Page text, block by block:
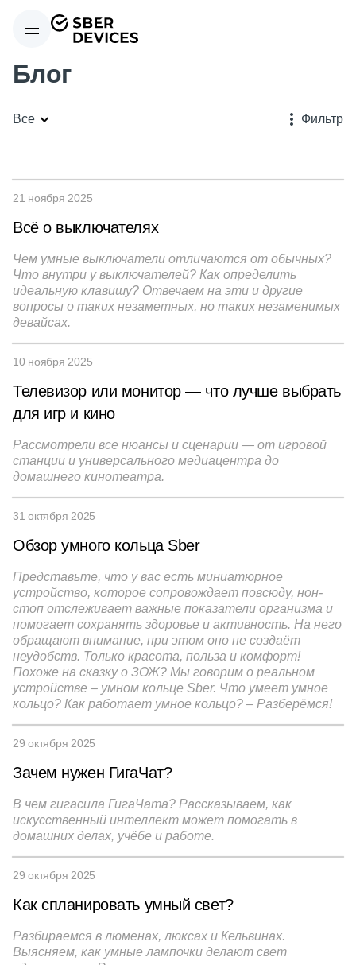
Блог
Все Фильтр
21 ноября 2025
Всё о выключателях
Чем умные выключатели отличаются от обычных?
Что внутри у выключателей? Как определить
идеальную клавишу? Отвечаем на эти и другие
вопросы о таких незаметных, но таких незаменимых
девайсах.
10 ноября 2025
Телевизор или монитор — что лучше выбрать
для игр и кино
Рассмотрели все нюансы и сценарии — от игровой
станции и универсального медиацентра до
домашнего кинотеатра.
31 октября 2025
Обзор умного кольца Sber
Представьте, что у вас есть миниатюрное
устройство, которое сопровождает повсюду, нон-
стоп отслеживает важные показатели организма и
помогает сохранять здоровье и активность. На него
обращают внимание, при этом оно не создаёт
неудобств. Только красота, польза и комфорт!
Похоже на сказку о ЗОЖ? Мы говорим о реальном
устройстве – умном кольце Sber. Что умеет умное
кольцо? Как работает умное кольцо? – Разберёмся!
29 октября 2025
Зачем нужен ГигаЧат?
В чем гигасила ГигаЧата? Рассказываем, как
искусственный интеллект может помогать в
домашних делах, учёбе и работе.
29 октября 2025
Как спланировать умный свет?
Разбираемся в люменах, люксах и Кельвинах.
Выясняем, как умные лампочки делают свет